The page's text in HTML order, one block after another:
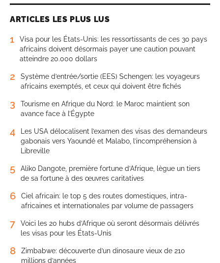
ARTICLES LES PLUS LUS
1
Visa pour les États-Unis: les ressortissants de ces 30 pays
africains doivent désormais payer une caution pouvant
atteindre 20.000 dollars
2
Système d’entrée/sortie (EES) Schengen: les voyageurs
africains exemptés, et ceux qui doivent être fichés
3
Tourisme en Afrique du Nord: le Maroc maintient son
avance face à l’Égypte
4
Les USA délocalisent l’examen des visas des demandeurs
gabonais vers Yaoundé et Malabo, l’incompréhension à
Libreville
5
Aliko Dangote, première fortune d’Afrique, lègue un tiers
de sa fortune à des œuvres caritatives
6
Ciel africain: le top 5 des routes domestiques, intra-
africaines et internationales par volume de passagers
7
Voici les 20 hubs d’Afrique où seront désormais délivrés
les visas pour les États-Unis
8
Zimbabwe: découverte d’un dinosaure vieux de 210
millions d’années